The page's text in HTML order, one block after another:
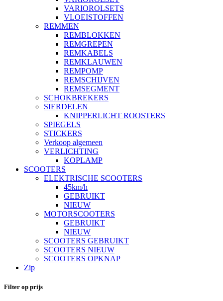
VARIOROLSETS
VLOEISTOFFEN
REMMEN
REMBLOKKEN
REMGREPEN
REMKABELS
REMKLAUWEN
REMPOMP
REMSCHIJVEN
REMSEGMENT
SCHOKBREKERS
SIERDELEN
KNIPPERLICHT ROOSTERS
SPIEGELS
STICKERS
Verkoop algemeen
VERLICHTING
KOPLAMP
SCOOTERS
ELEKTRISCHE SCOOTERS
45km/h
GEBRUIKT
NIEUW
MOTORSCOOTERS
GEBRUIKT
NIEUW
SCOOTERS GEBRUIKT
SCOOTERS NIEUW
SCOOTERS OPKNAP
Zip
Filter op prijs